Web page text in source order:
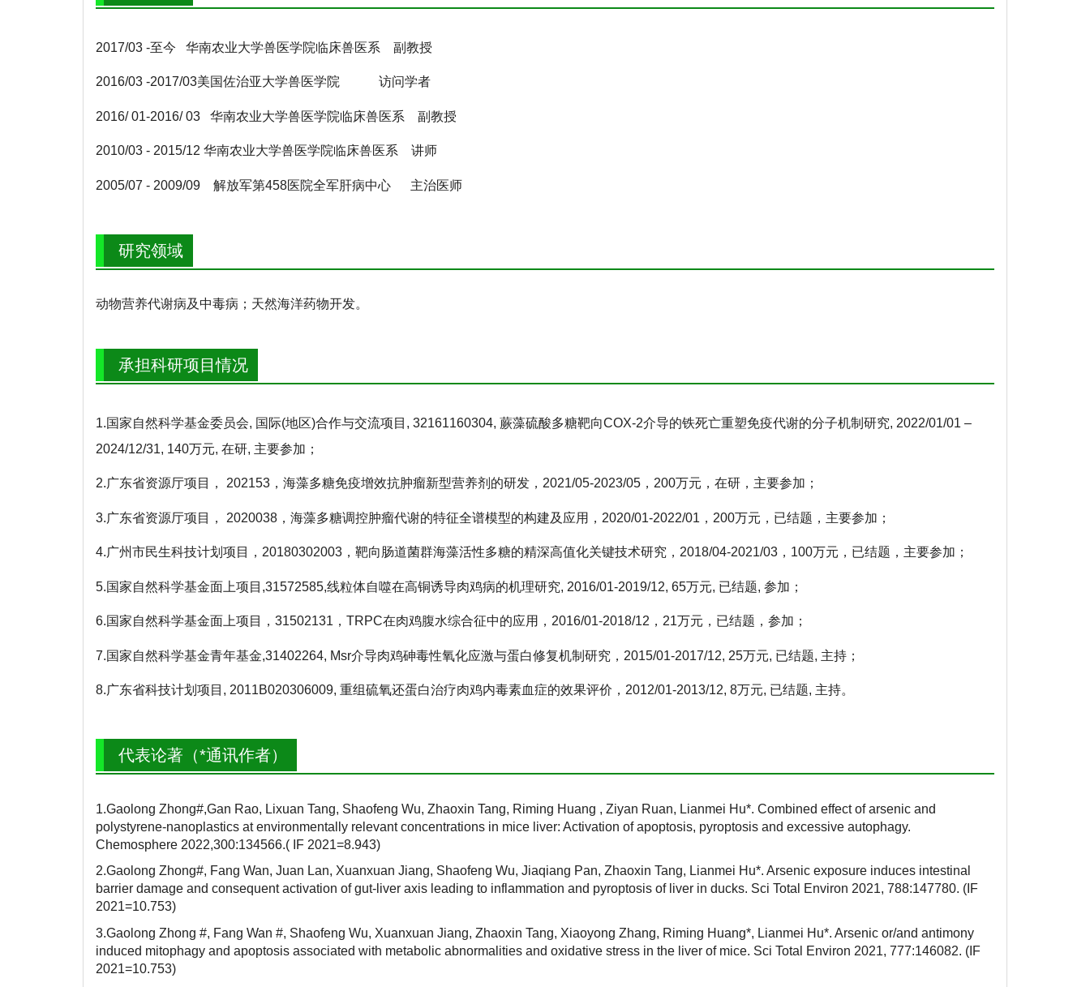
2017/03 -至今 华南农业大学兽医学院临床兽医系 副教授
2016/03 -2017/03美国佐治亚大学兽医学院 访问学者
2016/ 01-2016/ 03 华南农业大学兽医学院临床兽医系 副教授
2010/03 - 2015/12 华南农业大学兽医学院临床兽医系 讲师
2005/07 - 2009/09 解放军第458医院全军肝病中心 主治医师
研究领域
动物营养代谢病及中毒病；天然海洋药物开发。
承担科研项目情况
1.国家自然科学基金委员会, 国际(地区)合作与交流项目, 32161160304, 蕨藻硫酸多糖靶向COX-2介导的铁死亡重塑免疫代谢的分子机制研究, 2022/01/01 –
2024/12/31, 140万元, 在研, 主要参加；
2.广东省资源厅项目， 202153，海藻多糖免疫增效抗肿瘤新型营养剂的研发，2021/05-2023/05，200万元，在研，主要参加；
3.广东省资源厅项目， 2020038，海藻多糖调控肿瘤代谢的特征全谱模型的构建及应用，2020/01-2022/01，200万元，已结题，主要参加；
4.广州市民生科技计划项目，20180302003，靶向肠道菌群海藻活性多糖的精深高值化关键技术研究，2018/04-2021/03，100万元，已结题，主要参加；
5.国家自然科学基金面上项目,31572585,线粒体自噬在高铜诱导肉鸡病的机理研究, 2016/01-2019/12, 65万元, 已结题, 参加；
6.国家自然科学基金面上项目，31502131，TRPC在肉鸡腹水综合征中的应用，2016/01-2018/12，21万元，已结题，参加；
7.国家自然科学基金青年基金,31402264, Msr介导肉鸡砷毒性氧化应激与蛋白修复机制研究，2015/01-2017/12, 25万元, 已结题, 主持；
8.广东省科技计划项目, 2011B020306009, 重组硫氧还蛋白治疗肉鸡内毒素血症的效果评价，2012/01-2013/12, 8万元, 已结题, 主持。
代表论著（*通讯作者）
1.Gaolong Zhong#,Gan Rao, Lixuan Tang, Shaofeng Wu, Zhaoxin Tang, Riming Huang , Ziyan Ruan, Lianmei Hu*. Combined effect of arsenic and
polystyrene-nanoplastics at environmentally relevant concentrations in mice liver: Activation of apoptosis, pyroptosis and excessive autophagy.
Chemosphere 2022,300:134566.( IF 2021=8.943)
2.Gaolong Zhong#, Fang Wan, Juan Lan, Xuanxuan Jiang, Shaofeng Wu, Jiaqiang Pan, Zhaoxin Tang, Lianmei Hu*. Arsenic exposure induces intestinal
barrier damage and consequent activation of gut-liver axis leading to inflammation and pyroptosis of liver in ducks. Sci Total Environ 2021, 788:147780. (IF
2021=10.753)
3.Gaolong Zhong #, Fang Wan #, Shaofeng Wu, Xuanxuan Jiang, Zhaoxin Tang, Xiaoyong Zhang, Riming Huang*, Lianmei Hu*. Arsenic or/and antimony
induced mitophagy and apoptosis associated with metabolic abnormalities and oxidative stress in the liver of mice. Sci Total Environ 2021, 777:146082. (IF
2021=10.753)